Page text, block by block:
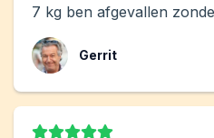
7 kg ben afgevallen
Gerrit